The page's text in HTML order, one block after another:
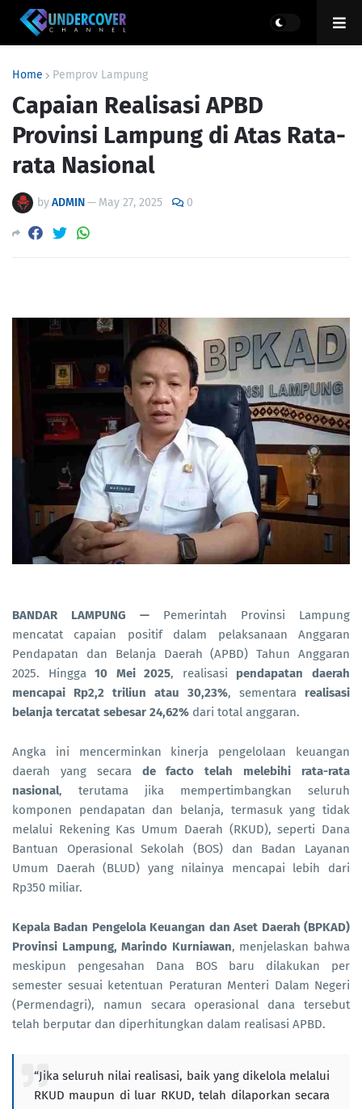
Home Pemprov Lampung
Capaian Realisasi APBD
Provinsi Lampung di Atas Rata-
rata Nasional
byADMIN— May 27, 2025 0
BANDAR LAMPUNG — Pemerintah Provinsi Lampung
mencatat capaian positif dalam pelaksanaan Anggaran
Pendapatan dan Belanja Daerah (APBD) Tahun Anggaran
2025. Hingga10 Mei 2025, realisasi pendapatan daerah
mencapai Rp2,2 triliun atau 30,23%, sementara realisasi
belanja tercatat sebesar 24,62% dari total anggaran.
Angka ini mencerminkan kinerja pengelolaan keuangan
daerah yang secara de facto telah melebihi rata-rata
nasional, terutama jika mempertimbangkan seluruh
komponen pendapatan dan belanja, termasuk yang tidak
melalui Rekening Kas Umum Daerah (RKUD), seperti Dana
Bantuan Operasional Sekolah (BOS) dan Badan Layanan
Umum Daerah (BLUD) yang nilainya mencapai lebih dari
Rp350 miliar.
Kepala Badan Pengelola Keuangan dan Aset Daerah (BPKAD)
Provinsi Lampung, Marindo Kurniawan, menjelaskan bahwa
meskipun pengesahan Dana BOS baru dilakukan per
semester sesuai ketentuan Peraturan Menteri Dalam Negeri
(Permendagri), namun secara operasional dana tersebut
telah berputar dan diperhitungkan dalam realisasi APBD.
“Jika seluruh nilai realisasi, baik yang dikelola melalui
RKUD maupun di luar RKUD, telah dilaporkan secara